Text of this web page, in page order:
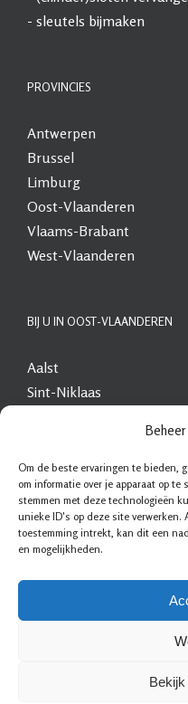
Om de beste ervaringen te bieden,
om informatie over je apparaat op
stemmen met deze technologieën
unieke ID's op deze site verwerken.
toestemming intrekt, kan dit een
en mogelijkheden.
- sleutels bijmaken
PROVINCIES
Antwerpen
Brussel
Limburg
Oost-Vlaanderen
Vlaams-Brabant
West-Vlaanderen
BIJ U IN OOST-VLAANDEREN
Aalst
Sint-Niklaas
Lokeren
Ninove
Evergem
Geraardsbergen